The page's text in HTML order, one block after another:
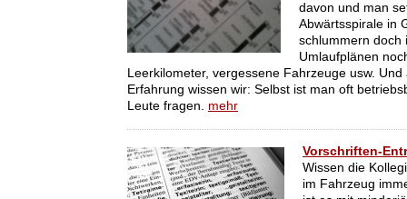
davon und man
Abwärtsspirale in
schlummern doch
Umlaufplänen
Leerkilometer, vergessene Fahrzeuge usw. Und
Erfahrung wissen wir: Selbst ist man oft
Leute fragen. mehr
Vorschriften-
Wissen die
im Fahrzeug